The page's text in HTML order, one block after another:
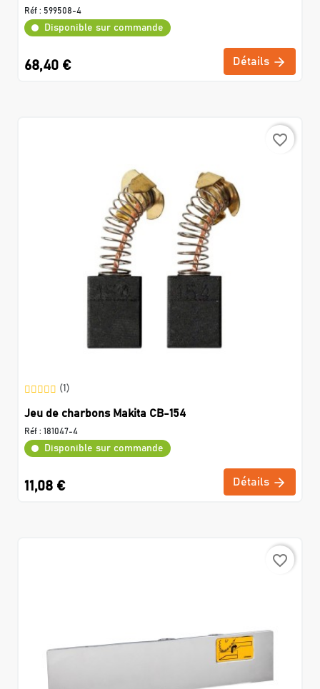
Réf : 599508-4
Disponible sur commande
68,40 € Détails
favorite_border
(1)
Jeu de charbons Makita CB-154
Réf : 181047-4
Disponible sur commande
11,08 € Détails
favorite_border